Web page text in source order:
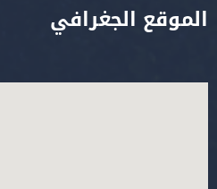
الموقع الجغرافي